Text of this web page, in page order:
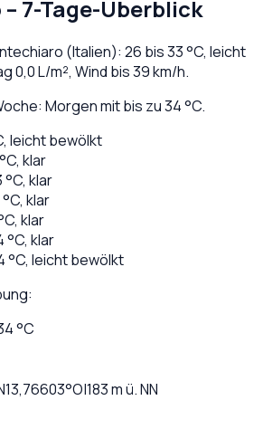
– 7-Tage-Überblick
(Italien): 26 bis33°C, leicht
0,0L/m², Wind bis39km/h.
Morgen mit bis zu 34 °C.
leicht bewölkt
°C, klar
°C, klar
°C, klar
klar
°C, klar
°C, leicht bewölkt
°C
13,76603°O|183m ü. NN